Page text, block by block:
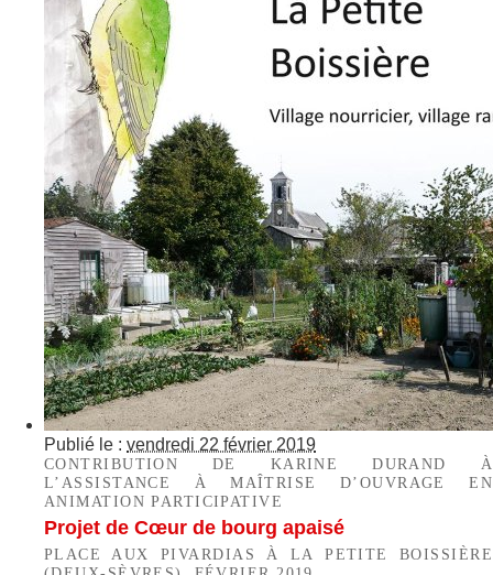
Publié le : vendredi 22 février 2019
CONTRIBUTION DE KARINE DURAND À
L’ASSISTANCE À MAÎTRISE D’OUVRAGE EN
ANIMATION PARTICIPATIVE
Projet de Cœur de bourg apaisé
PLACE AUX PIVARDIAS À LA PETITE BOISSIÈRE